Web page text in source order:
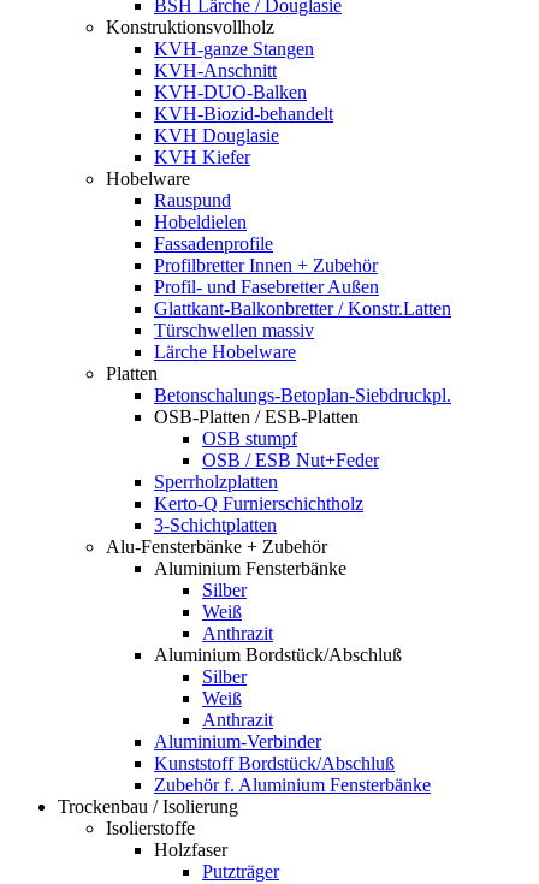
BSH Lärche / Douglasie
Konstruktionsvollholz
KVH-ganze Stangen
KVH-Anschnitt
KVH-DUO-Balken
KVH-Biozid-behandelt
KVH Douglasie
KVH Kiefer
Hobelware
Rauspund
Hobeldielen
Fassadenprofile
Profilbretter Innen + Zubehör
Profil- und Fasebretter Außen
Glattkant-Balkonbretter / Konstr.Latten
Türschwellen massiv
Lärche Hobelware
Platten
Betonschalungs-Betoplan-Siebdruckpl.
OSB-Platten / ESB-Platten
OSB stumpf
OSB / ESB Nut+Feder
Sperrholzplatten
Kerto-Q Furnierschichtholz
3-Schichtplatten
Alu-Fensterbänke + Zubehör
Aluminium Fensterbänke
Silber
Weiß
Anthrazit
Aluminium Bordstück/Abschluß
Silber
Weiß
Anthrazit
Aluminium-Verbinder
Kunststoff Bordstück/Abschluß
Zubehör f. Aluminium Fensterbänke
Trockenbau / Isolierung
Isolierstoffe
Holzfaser
Putzträger